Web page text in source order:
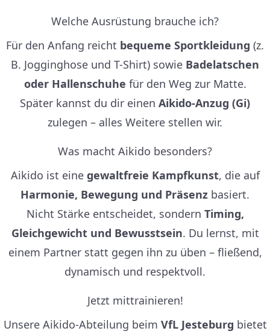
Welche Ausrüstung brauche ich?
Für den Anfang reicht bequeme Sportkleidung (z.
B. Jogginghose und T-Shirt) sowie Badelatschen
oder Hallenschuhe für den Weg zur Matte.
Später kannst du dir einen Aikido-Anzug (Gi)
zulegen – alles Weitere stellen wir.
Was macht Aikido besonders?
Aikido ist eine gewaltfreie Kampfkunst, die auf
Harmonie, Bewegung und Präsenz basiert.
Nicht Stärke entscheidet, sondern Timing,
Gleichgewicht und Bewusstsein. Du lernst, mit
einem Partner statt gegen ihn zu üben – fließend,
dynamisch und respektvoll.
Jetzt mittrainieren!
Unsere Aikido-Abteilung beim VfL Jesteburg bietet